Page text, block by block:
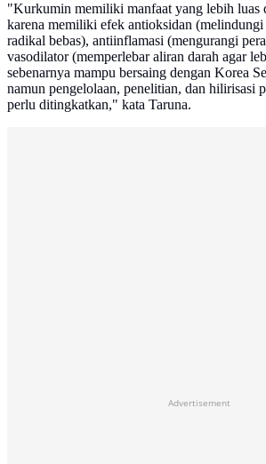
"Kurkumin memiliki manfaat yang lebih luas
karena memiliki efek antioksidan (melindungi
radikal bebas), antiinflamasi (mengurangi
vasodilator (memperlebar aliran darah agar
sebenarnya mampu bersaing dengan Korea
namun pengelolaan, penelitian, dan hilirisasi
perlu ditingkatkan," kata Taruna.
Advertisement